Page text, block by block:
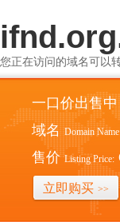
您正在访问的域名可以
一口价出售
域名 Domain
售价 Listing Price:
立即购买 >>